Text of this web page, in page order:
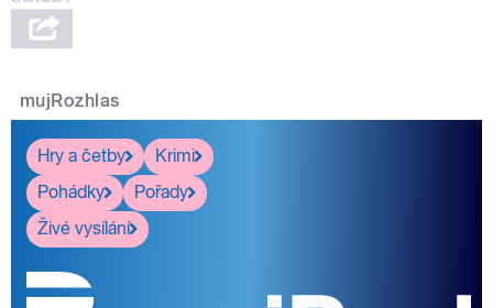
mujRozhlas
Hry a četby
Krimi
Pohádky
Pořady
Živé vysílání